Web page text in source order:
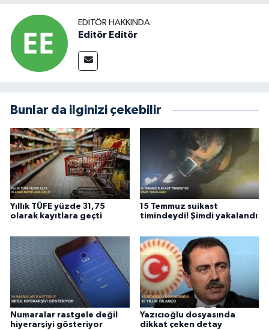
EDITÖR HAKKINDA
Editör Editör
Bunlar da ilginizi çekebilir
Yıllık TÜFE yüzde 31,75
olarak kayıtlara geçti
15 Temmuz suikast
timindeydi! Şimdi yakalandı
Numaralar rastgele değil
hiyerarşiyi gösteriyor
Yazıcıoğlu dosyasında
dikkat çeken detay